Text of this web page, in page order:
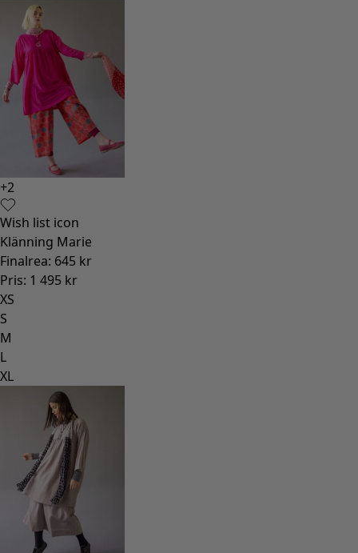
+2
Wish list icon
Klänning Marie
Finalrea: 645 kr
Pris: 1 495 kr
XS
S
M
L
XL